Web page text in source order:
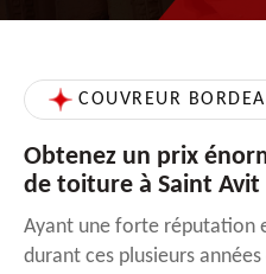
COUVREUR
Obtenez un prix
de toiture à Saint Avit
Ayant une forte réputation
durant ces plusieurs